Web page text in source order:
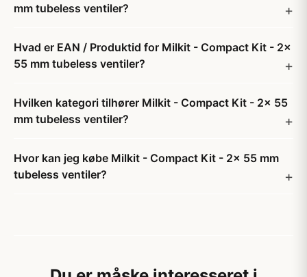
mm tubeless ventiler?
Hvad er EAN / Produktid for Milkit - Compact Kit - 2x
55 mm tubeless ventiler?
Hvilken kategori tilhører Milkit - Compact Kit - 2x 55
mm tubeless ventiler?
Hvor kan jeg købe Milkit - Compact Kit - 2x 55 mm
tubeless ventiler?